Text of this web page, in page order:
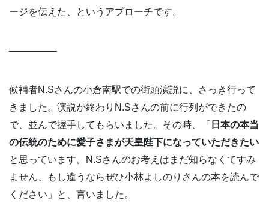
ージを伝えた、というアプローチです。
—————
候補者N.Sさんの小倉南駅での街頭演説に、さっき行って
きました。演説が終わりN.Sさんの前に行列ができたの
で、並んで握手してもらいました。その時、「 日本の本当
の伝統のために愛子さまが天皇陛下になっていただきたい
と思っています。N.Sさんのお考えはまだ知らなくてすみ
ません、もし違うならぜひ小林よしのりさんの本を読んで
ください」と、言いました。